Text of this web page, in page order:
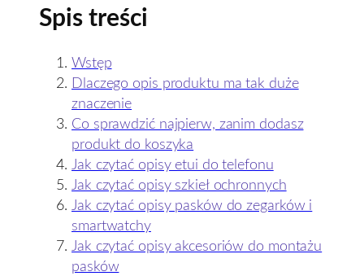
Spis treści
Wstęp
Dlaczego opis produktu ma tak duże
znaczenie
Co sprawdzić najpierw, zanim dodasz
produkt do koszyka
Jak czytać opisy etui do telefonu
Jak czytać opisy szkieł ochronnych
Jak czytać opisy pasków do zegarków i
smartwatchy
Jak czytać opisy akcesoriów do montażu
pasków